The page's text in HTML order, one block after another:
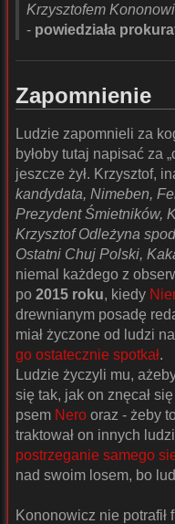
Krzysztofem
- powiedziała
Zapomnienie
Ludzie zapomnieli za
byłoby tutaj napisać za
jeszcze żył. Krzysztof,
kandydata, Nimeben,
Prezydent Śmietników,
Krzysztof Odleżyna
Ostatni Chuj Polski,
niemal każdego z
po 2015 roku, kiedy
drewnianym posadę
miał życzone od ludzi
go ostatecznie spotkał.
Ludzie życzyli mu,
się tak, jak on znęcał
psem Nero oraz - żeby
traktował on innych
postrzeganie samego
nad swoim losem, bo
Kononowicz nie potrafił